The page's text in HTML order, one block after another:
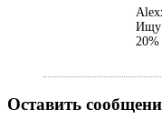
Ищу
20%
Оставить